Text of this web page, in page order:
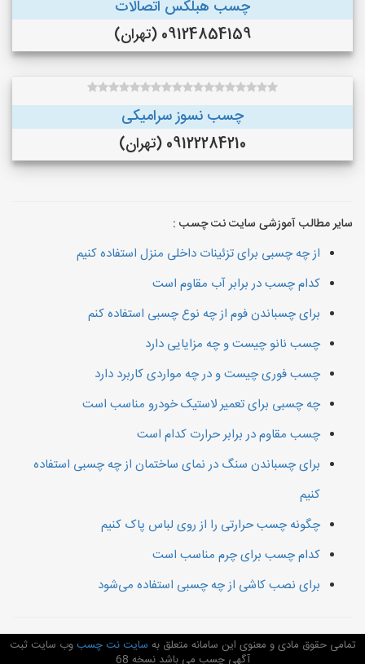
چسب هبلکس اتصالات
09124854159 (تهران)
چسب نسوز سرامیکی
09122284210 (تهران)
سایر مطالب آموزشی سایت نت چسب :
از چه چسبی برای تزئینات داخلی منزل استفاده کنیم
کدام چسب در برابر آب مقاوم است
برای چسباندن فوم از چه نوع چسبی استفاده کنم
چسب نانو چیست و چه مزایایی دارد
چسب فوری چیست و در چه مواردی کاربرد دارد
چه چسبی برای تعمیر لاستیک خودرو مناسب است
چسب مقاوم در برابر حرارت کدام است
برای چسباندن سنگ در نمای ساختمان از چه چسبی استفاده
کنیم
چگونه چسب حرارتی را از روی لباس پاک کنیم
کدام چسب برای چرم مناسب است
برای نصب کاشی از چه چسبی استفاده می‌شود
تمامی حقوق مادی و معنوی این سامانه متعلق به سایت نت چسبوب سایت ثبت
آگهی چسب می باشد نسخه 68